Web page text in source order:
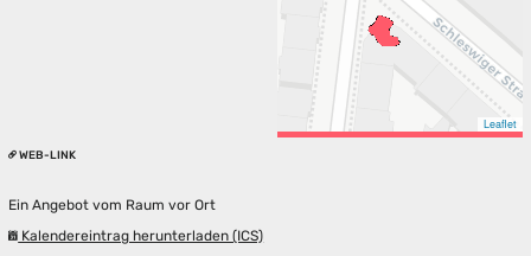
Leaflet
WEB-LINK
Ein Angebot vom Raum vor Ort
Kalendereintrag herunterladen (ICS)